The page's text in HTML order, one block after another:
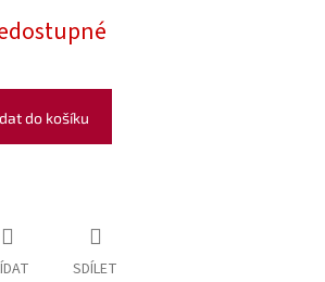
do košíku
SDÍLET